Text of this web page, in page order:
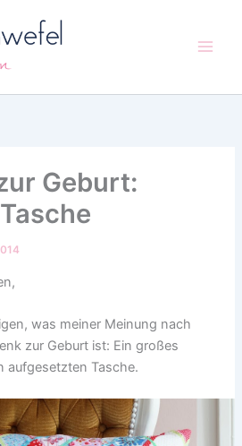
Geburt:
was meiner Meinung nach
zur Geburt ist: Ein großes
aufgesetzten Tasche.